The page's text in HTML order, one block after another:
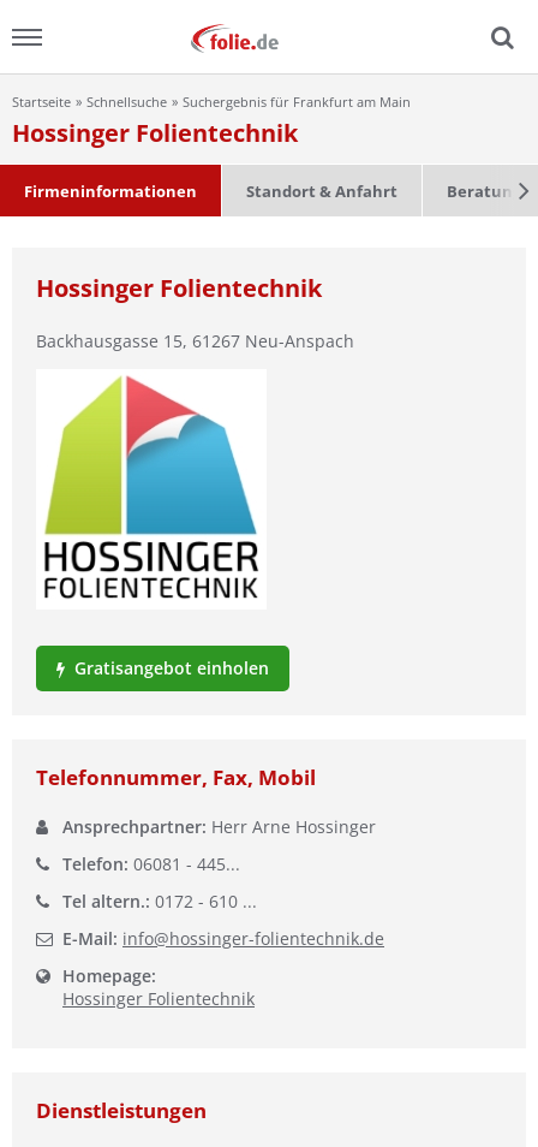
Menu
Home
Ratgeber
Lexikon
Video
Ist Ihre Werkstatt schon dabei?
Kostenlos eintragen
Startseite Schnellsuche Suchergebnis für Frankfurt am Main
Hossinger Folientechnik
Firmeninformationen Standort & Anfahrt Beratung
Hossinger Folientechnik
Backhausgasse 15, 61267 Neu-Anspach
Gratisangebot einholen
Telefonnummer, Fax, Mobil
Ansprechpartner: Herr Arne Hossinger
Telefon: 06081 - 445...
Tel altern.: 0172 - 610 ...
E-Mail: info@hossinger-folientechnik.de
Homepage:
Hossinger Folientechnik
Dienstleistungen